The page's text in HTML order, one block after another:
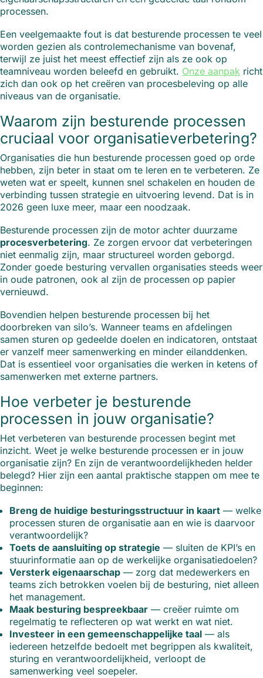
processen.
Een veelgemaakte fout is dat besturende processen te veel
worden gezien als controlemechanisme van bovenaf,
terwijl ze juist het meest effectief zijn als ze ook op
teamniveau worden beleefd en gebruikt. Onze aanpak richt
zich dan ook op het creëren van procesbeleving op alle
niveaus van de organisatie.
Waarom zijn besturende processen
cruciaal voor organisatieverbetering?
Organisaties die hun besturende processen goed op orde
hebben, zijn beter in staat om te leren en te verbeteren. Ze
weten wat er speelt, kunnen snel schakelen en houden de
verbinding tussen strategie en uitvoering levend. Dat is in
2026 geen luxe meer, maar een noodzaak.
Besturende processen zijn de motor achter duurzame
procesverbetering. Ze zorgen ervoor dat verbeteringen
niet eenmalig zijn, maar structureel worden geborgd.
Zonder goede besturing vervallen organisaties steeds weer
in oude patronen, ook al zijn de processen op papier
vernieuwd.
Bovendien helpen besturende processen bij het
doorbreken van silo’s. Wanneer teams en afdelingen
samen sturen op gedeelde doelen en indicatoren, ontstaat
er vanzelf meer samenwerking en minder eilanddenken.
Dat is essentieel voor organisaties die werken in ketens of
samenwerken met externe partners.
Hoe verbeter je besturende
processen in jouw organisatie?
Het verbeteren van besturende processen begint met
inzicht. Weet je welke besturende processen er in jouw
organisatie zijn? En zijn de verantwoordelijkheden helder
belegd? Hier zijn een aantal praktische stappen om mee te
beginnen:
Breng de huidige besturingsstructuur in kaart — welke
processen sturen de organisatie aan en wie is daarvoor
verantwoordelijk?
Toets de aansluiting op strategie — sluiten de KPI’s en
stuurinformatie aan op de werkelijke organisatiedoelen?
Versterk eigenaarschap — zorg dat medewerkers en
teams zich betrokken voelen bij de besturing, niet alleen
het management.
Maak besturing bespreekbaar — creëer ruimte om
regelmatig te reflecteren op wat werkt en wat niet.
Investeer in een gemeenschappelijke taal — als
iedereen hetzelfde bedoelt met begrippen als kwaliteit,
sturing en verantwoordelijkheid, verloopt de
samenwerking veel soepeler.